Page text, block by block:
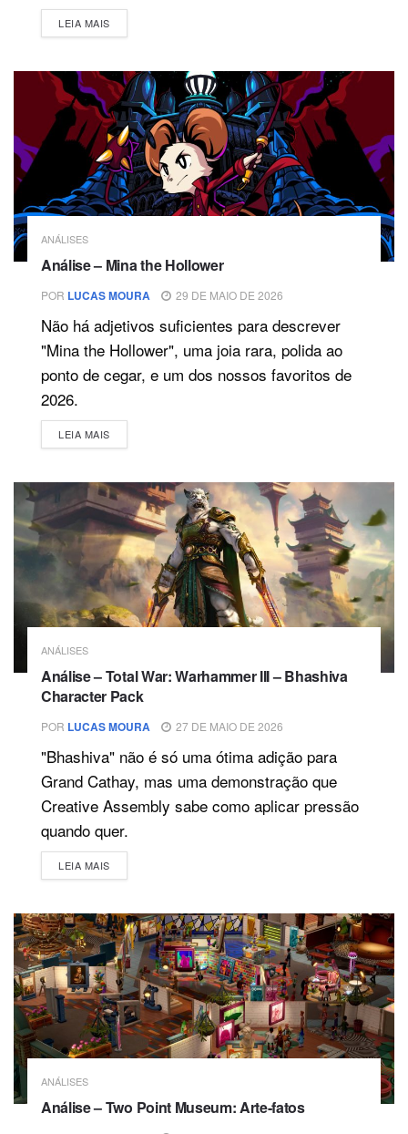
LEIA MAISDETAILS
ANÁLISES
Análise – Mina the Hollower
POR LUCAS MOURA 29 DE MAIO DE 2026
Não há adjetivos suficientes para descrever
"Mina the Hollower", uma joia rara, polida ao
ponto de cegar, e um dos nossos favoritos de
2026.
LEIA MAISDETAILS
ANÁLISES
Análise – Total War: Warhammer III – Bhashiva
Character Pack
POR LUCAS MOURA 27 DE MAIO DE 2026
"Bhashiva" não é só uma ótima adição para
Grand Cathay, mas uma demonstração que
Creative Assembly sabe como aplicar pressão
quando quer.
LEIA MAISDETAILS
ANÁLISES
Análise – Two Point Museum: Arte-fatos